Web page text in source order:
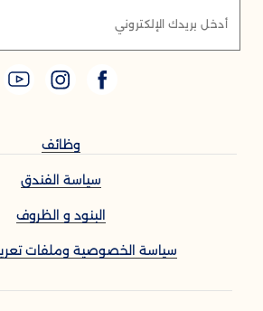
أدخل بريدك الإلكتروني
وظائف
سياسة الفندق
البنود و الظروف
سياسة الخصوصية وملفات